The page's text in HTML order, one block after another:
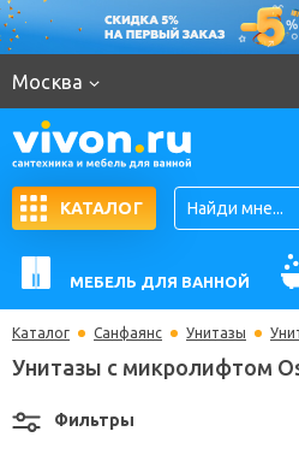
Москва
КАТАЛОГ
МЕБЕЛЬ ДЛЯ ВАННОЙ
Каталог Санфаянс Унитазы
Унитазы с микролифтом
Фильтры